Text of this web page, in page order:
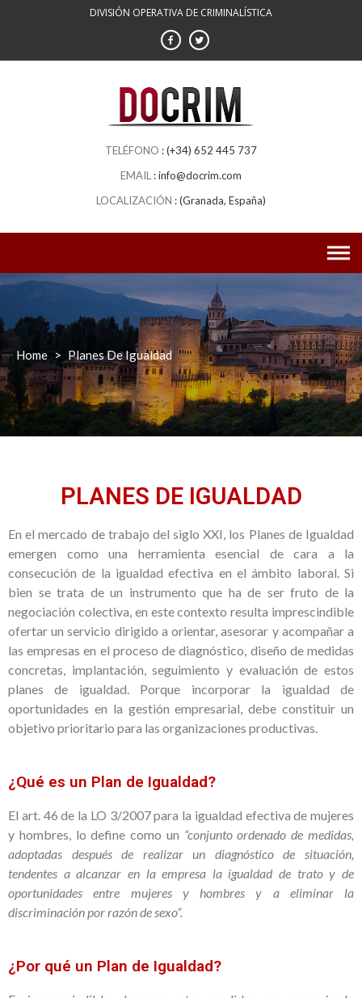
DIVISIÓN OPERATIVA DE CRIMINALÍSTICA
(+34) 652 445 737
info@docrim.com
(Granada, España)
Home > Planes De Igualdad
PLANES DE IGUALDAD
En el mercado de trabajo del siglo XXI, los Planes de Igualdad
emergen como una herramienta esencial de cara a la
consecución de la igualdad efectiva en el ámbito laboral. Si
bien se trata de un instrumento que ha de ser fruto de la
negociación colectiva, en este contexto resulta imprescindible
ofertar un servicio dirigido a orientar, asesorar y acompañar a
las empresas en el proceso de diagnóstico, diseño de medidas
concretas, implantación, seguimiento y evaluación de estos
planes de igualdad. Porque incorporar la igualdad de
oportunidades en la gestión empresarial, debe constituir un
objetivo prioritario para las organizaciones productivas.
¿Qué es un Plan de Igualdad?
El art. 46 de la LO 3/2007 para la igualdad efectiva de mujeres
y hombres, lo define como un “conjunto ordenado de medidas,
adoptadas después de realizar un diagnóstico de situación,
tendentes a alcanzar en la empresa la igualdad de trato y de
oportunidades entre mujeres y hombres y a eliminar la
discriminación por razón de sexo”.
¿Por qué un Plan de Igualdad?